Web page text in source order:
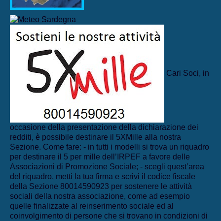
Cari Soci, in
occasione della presentazione della dichiarazione dei
redditi, è possibile destinare il 5XMille alla nostra
Sezione. Come fare: - in tutti i modelli si trova un riquadro
per destinare il 5 per mille dell’IRPEF a favore delle
Associazioni di Promozione Sociale; - scegli quest’area
del riquadro, metti la tua firma e scrivi il codice fiscale
della Sezione 80014590923 per sostenere le attività
sociali della nostra associazione, come ad esempio
quelle finalizzate al reinserimento sociale ed al
coinvolgimento di persone che si trovano in condizioni di